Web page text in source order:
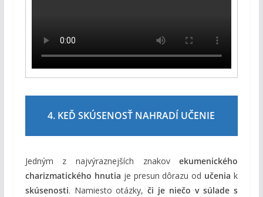
4. KEĎ SKÚSENOSŤ NAHRADÍ UČENIE
Jedným z najvýraznejších znakovekumenického
charizmatického hnutia je presun dôrazu od učenia k
skúsenosti. Namiesto otázky,či je niečo v súlade s